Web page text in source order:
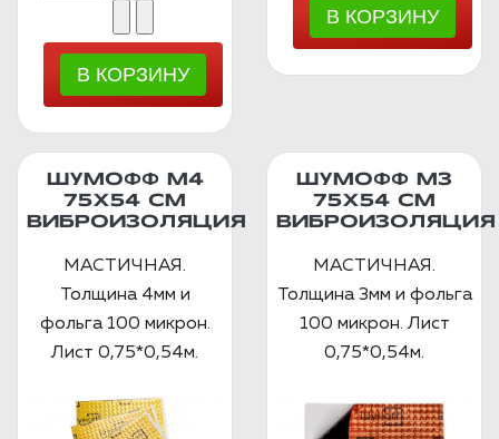
ШУМОФФ М4
75Х54 СМ
ВИБРОИЗОЛЯЦИЯ
МАСТИЧНАЯ.
Толщина 4мм и
фольга 100 микрон.
Лист 0,75*0,54м.
ШУМОФФ М3
75Х54 СМ
ВИБРОИЗОЛЯЦИЯ
МАСТИЧНАЯ.
Толщина 3мм и фольга
100 микрон. Лист
0,75*0,54м.